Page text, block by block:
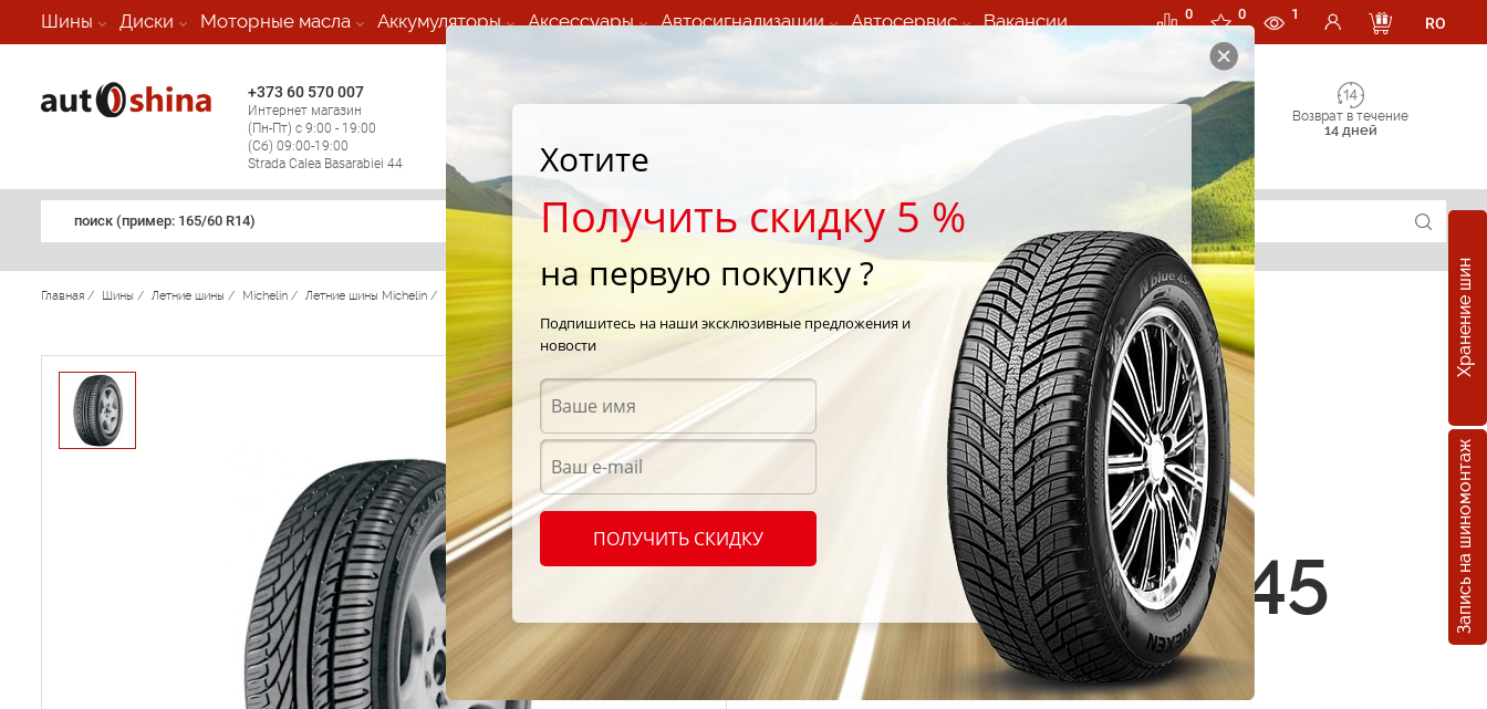
Шины Диски Моторные масла Аккумуляторы Аксессуары Автосигнализации Автосервис Вакансии 0 0 1
RO
+373 60 570 007
Интернет магазин
(Пн-Пт) с 9:00 - 19:00
(Сб) 09:00-19:00
Strada Calea Basarabiei 44
Мобильный шиномонтаж 24/7
Возврат в течение
14 дней
поиск (примеp: 165/60 R14)
Хранение шин
Запись на шиномонтаж
Главная / Шины / Летние шины / Michelin / Летние шины Michelin / Pilot Primacy Michelin Pilot Primacy 225/45 R17 91Y
Летние шины
Michelin Pilot
Primacy 225/45
R17 91Y
Хотите
Получить скидку 5 %
на первую покупку ?
Подпишитесь на наши эксклюзивные предложения и
новости
ПОЛУЧИТЬ СКИДКУ